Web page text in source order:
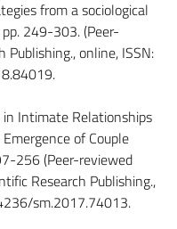
from a sociological
249-303. (Peer-
Publishing., online, ISSN:
in Intimate Relationships
of Couple
256 (Peer-reviewed
Research Publishing.,
sm.2017.74013.